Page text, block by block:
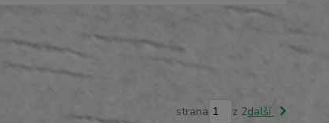
strana z 2další